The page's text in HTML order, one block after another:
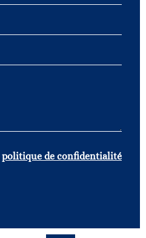
politique de confidentialité